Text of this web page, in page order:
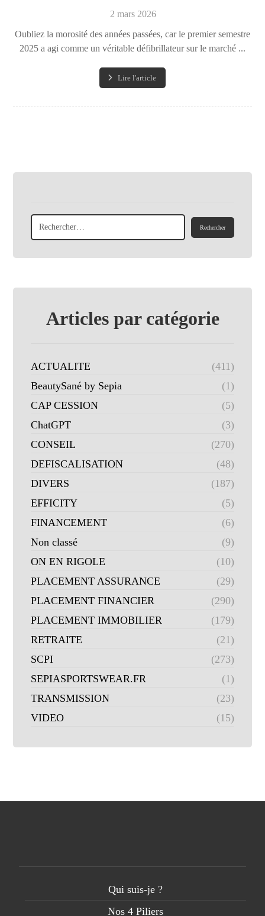
2 mars 2026
Oubliez la morosité des années passées, car le premier semestre
2025 a agi comme un véritable défibrillateur sur le marché ...
Lire l'article
Articles par catégorie
ACTUALITE
(411)
BeautySané by Sepia
(1)
CAP CESSION
(5)
ChatGPT
(3)
CONSEIL
(270)
DEFISCALISATION
(48)
DIVERS
(187)
EFFICITY
(5)
FINANCEMENT
(6)
Non classé
(9)
ON EN RIGOLE
(10)
PLACEMENT ASSURANCE
(29)
PLACEMENT FINANCIER
(290)
PLACEMENT IMMOBILIER
(179)
RETRAITE
(21)
SCPI
(273)
SEPIASPORTSWEAR.FR
(1)
TRANSMISSION
(23)
VIDEO
(15)
Qui suis-je ?
Nos 4 Piliers